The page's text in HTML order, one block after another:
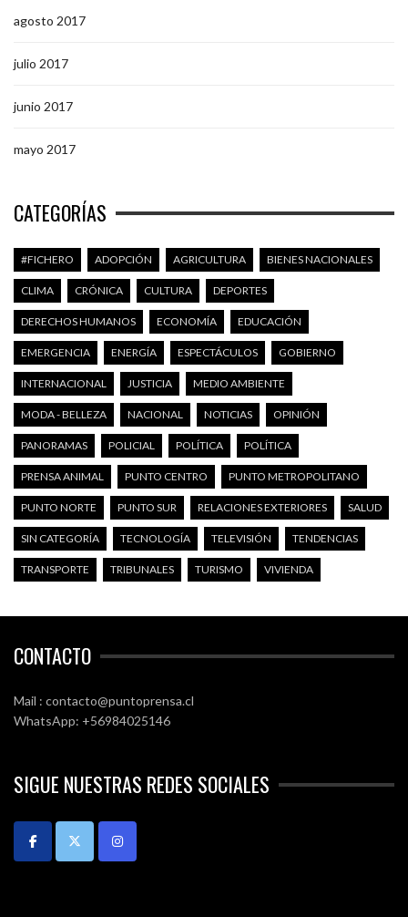
agosto 2017
julio 2017
junio 2017
mayo 2017
CATEGORÍAS
#FICHERO ADOPCIÓN AGRICULTURA BIENES NACIONALES
CLIMA CRÓNICA CULTURA DEPORTES
DERECHOS HUMANOS ECONOMÍA EDUCACIÓN
EMERGENCIA ENERGÍA ESPECTÁCULOS GOBIERNO
INTERNACIONAL JUSTICIA MEDIO AMBIENTE
MODA - BELLEZA NACIONAL NOTICIAS OPINIÓN
PANORAMAS POLICIAL POLÍTICA POLÍTICA
PRENSA ANIMAL PUNTO CENTRO PUNTO METROPOLITANO
PUNTO NORTE PUNTO SUR RELACIONES EXTERIORES SALUD
SIN CATEGORÍA TECNOLOGÍA TELEVISIÓN TENDENCIAS
TRANSPORTE TRIBUNALES TURISMO VIVIENDA
CONTACTO
Mail : contacto@puntoprensa.cl
WhatsApp: +56984025146
SIGUE NUESTRAS REDES SOCIALES